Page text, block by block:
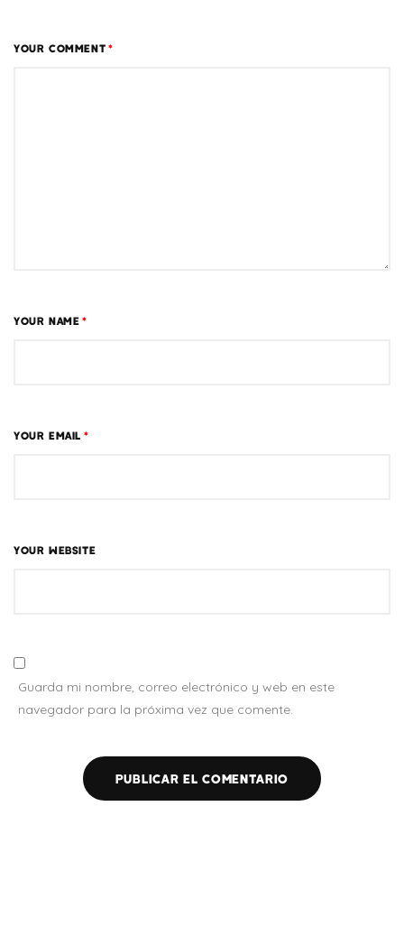
YOUR COMMENT *
YOUR NAME *
YOUR EMAIL *
YOUR WEBSITE
Guarda mi nombre, correo electrónico y web en este
navegador para la próxima vez que comente.